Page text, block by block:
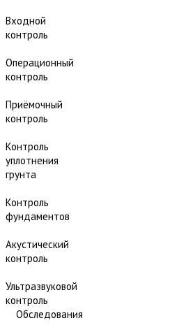
Входной
контроль
Операционный
контроль
Приёмочный
контроль
Контроль
уплотнения
грунта
Контроль
фундаментов
Акустический
контроль
Ультразвуковой
контроль
Обследования